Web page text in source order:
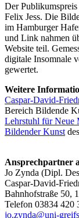
Der
Felix Jess. Die
im Hamburger
und Link nahmen
Website teil.
digitale Insomnale
gewertet.
Weitere
Caspar-David-
Bereich Bildende
Lehrstuhl für Neue
Bildender Kunst
Ansprechpartner
Jo Zynda (Dipl.
Caspar-David-
Bahnhofstraße 50,
Telefon 03834 420
jo.zynda@uni-